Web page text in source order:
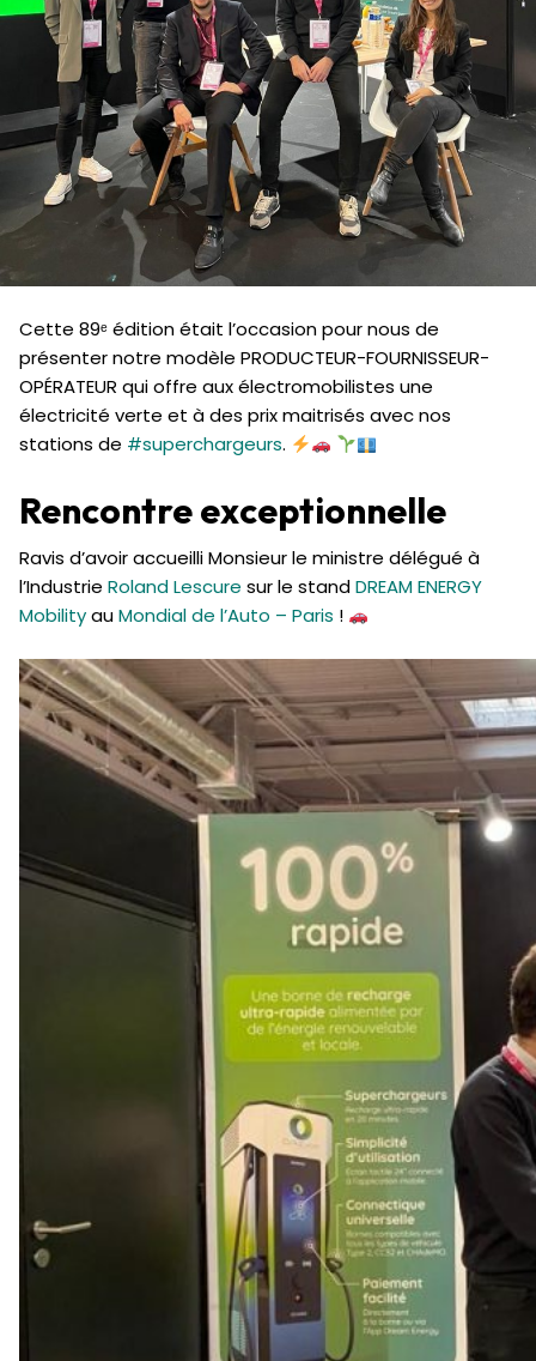
Cette 89ᵉ édition était l’occasion pour nous de
présenter notre modèle PRODUCTEUR-FOURNISSEUR-
OPÉRATEUR qui offre aux électromobilistes une
électricité verte et à des prix maitrisés avec nos
stations de #superchargeurs.
Rencontre exceptionnelle
Ravis d’avoir accueilli Monsieur le ministre délégué à
l’Industrie Roland Lescure sur le standDREAM ENERGY
MobilityauMondial de l’Auto – Paris !